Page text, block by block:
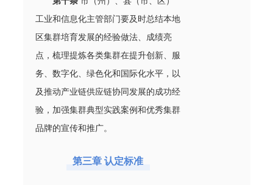
工业和信息化主管部门要及时总结本地
区集群培育发展的经验做法、成绩亮
点，梳理提炼各类集群在提升创新、服
务、数字化、绿色化和国际化水平，以
及推动产业链供应链协同发展的成功经
验，加强集群典型实践案例和优秀集群
品牌的宣传和推广。
第三章 认定标准